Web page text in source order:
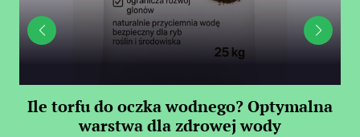
Ile torfu do oczka wodnego? Optymalna
warstwa dla zdrowej wody